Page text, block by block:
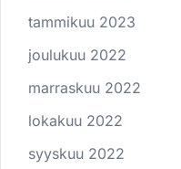
tammikuu 2023
joulukuu 2022
marraskuu 2022
lokakuu 2022
syyskuu 2022